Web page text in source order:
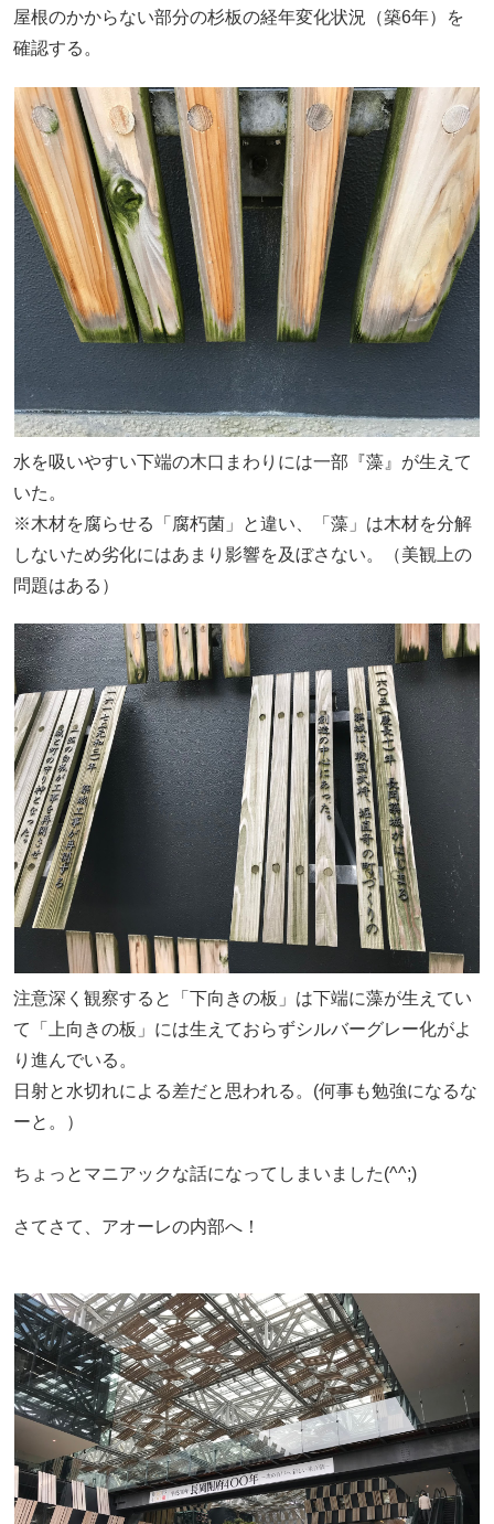
屋根のかからない部分の杉板の経年変化状況（築6年）を
確認する。
水を吸いやすい下端の木口まわりには一部『藻』が生えて
いた。
※木材を腐らせる「腐朽菌」と違い、「藻」は木材を分解
しないため劣化にはあまり影響を及ぼさない。（美観上の
問題はある）
注意深く観察すると「下向きの板」は下端に藻が生えてい
て「上向きの板」には生えておらずシルバーグレー化がよ
り進んでいる。
日射と水切れによる差だと思われる。(何事も勉強になるな
ーと。）
ちょっとマニアックな話になってしまいました(^^;)
さてさて、アオーレの内部へ！